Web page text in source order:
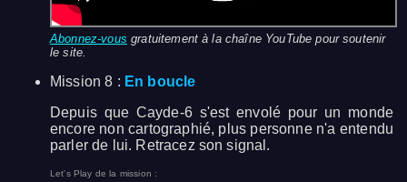
Abonnez-vous gratuitement à la chaîne YouTube pour soutenir
le site.
Mission 8 : En boucle
Depuis que Cayde-6 s'est envolé pour un monde
encore non cartographié, plus personne n'a entendu
parler de lui. Retracez son signal.
Let's Play de la mission :